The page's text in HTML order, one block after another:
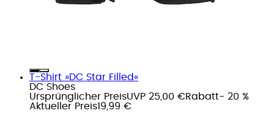
T-Shirt »DC Star Filled«
DC Shoes
Ursprünglicher PreisUVP 25,00 €Rabatt- 20 %
Aktueller Preis19,99 €